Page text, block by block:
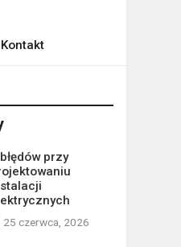
Kontakt
przy
25 czerwca, 2026